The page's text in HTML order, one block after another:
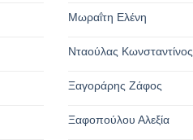
Μωραΐτη Ελένη
Νταούλας Κωνσταντίνος
Ξαγοράρης Ζάφος
Ξαφοπούλου Αλεξία